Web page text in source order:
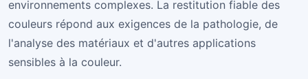
environnements complexes. La restitution fiable des
couleurs répond aux exigences de la pathologie, de
l'analyse des matériaux et d'autres applications
sensibles à la couleur.